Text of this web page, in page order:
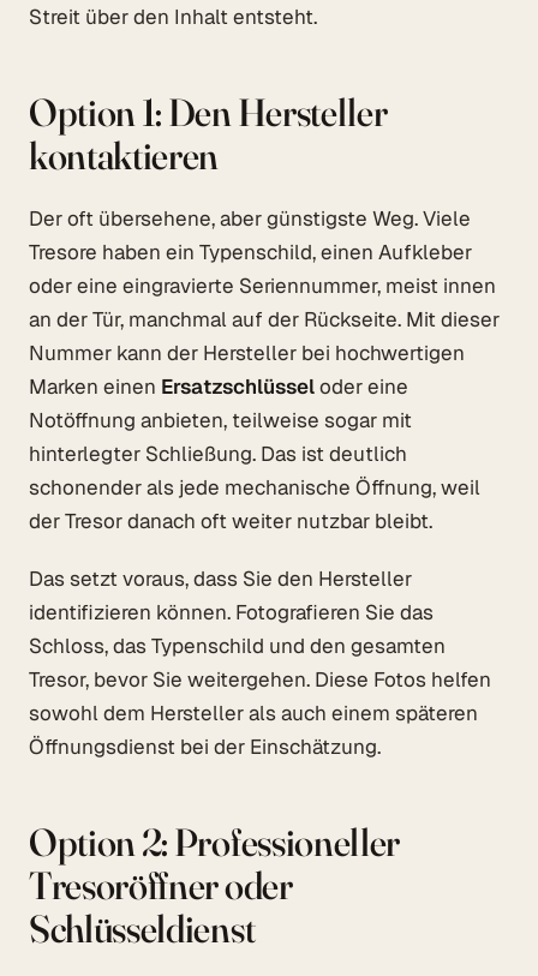
Streit über den Inhalt entsteht.
Option 1: Den Hersteller
kontaktieren
Der oft übersehene, aber günstigste Weg. Viele
Tresore haben ein Typenschild, einen Aufkleber
oder eine eingravierte Seriennummer, meist innen
an der Tür, manchmal auf der Rückseite. Mit dieser
Nummer kann der Hersteller bei hochwertigen
Marken einen Ersatzschlüsseloder eine
Notöffnung anbieten, teilweise sogar mit
hinterlegter Schließung. Das ist deutlich
schonender als jede mechanische Öffnung, weil
der Tresor danach oft weiter nutzbar bleibt.
Das setzt voraus, dass Sie den Hersteller
identifizieren können. Fotografieren Sie das
Schloss, das Typenschild und den gesamten
Tresor, bevor Sie weitergehen. Diese Fotos helfen
sowohl dem Hersteller als auch einem späteren
Öffnungsdienst bei der Einschätzung.
Option 2: Professioneller
Tresoröffner oder
Schlüsseldienst